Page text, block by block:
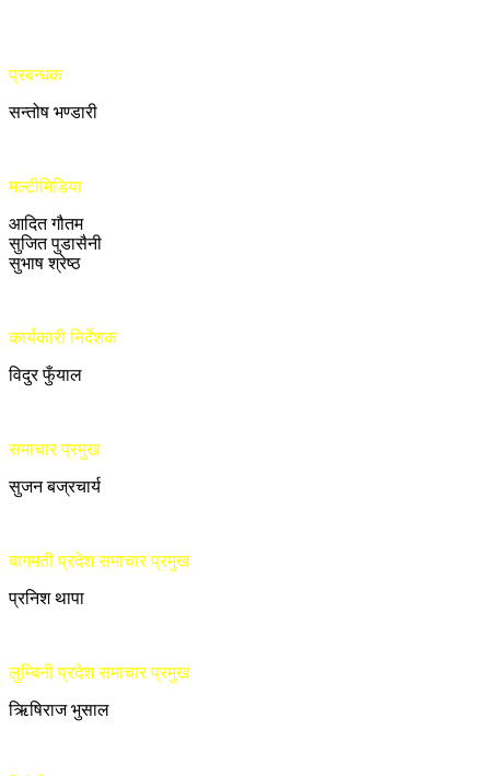
प्रबन्धक
सन्तोष भण्डारी
मल्टीमिडिया
आदित गौतम
सुजित पुडासैनी
सुभाष श्रेष्ठ
कार्यकारी निर्देशक
विदुर फुँयाल
समाचार प्रमुख
सुजन बज्रचार्य
बागमती प्रदेश समाचार प्रमुख
प्रनिश थापा
लुम्बिनी प्रदेश समाचार प्रमुख
ऋिषिराज भुसाल